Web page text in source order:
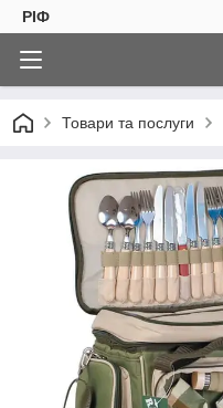
РІФ
Товари та послуги